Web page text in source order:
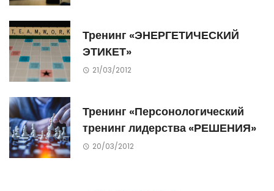
Тренинг «ЭНЕРГЕТИЧЕСКИЙ
ЭТИКЕТ»
21/03/2012
Тренинг «Персонологический
тренинг лидерства «РЕШЕНИЯ»
20/03/2012